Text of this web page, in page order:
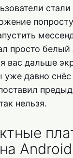
просто
вас дальше
уже давно снёс
нельзя.
Android